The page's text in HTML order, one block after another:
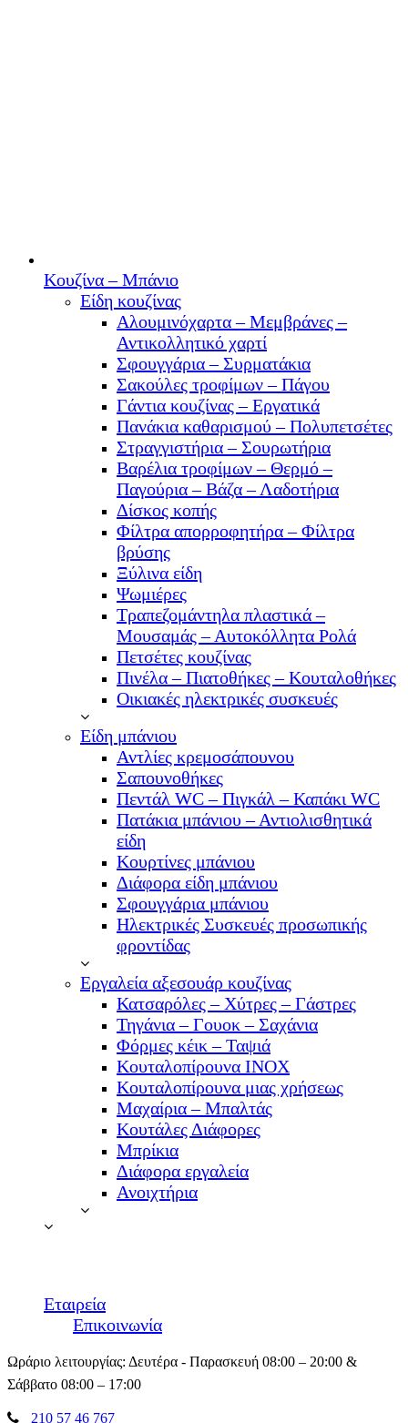
Εταιρεία
Επικοινωνία
Ωράριο λειτουργίας: Δευτέρα - Παρασκευή 08:00 – 20:00 &
Σάββατο 08:00 – 17:00
210 57 46 767
Κουζίνα – Μπάνιο
Είδη κουζίνας
Αλουμινόχαρτα – Μεμβράνες –
Αντικολλητικό χαρτί
Σφουγγάρια – Συρματάκια
Σακούλες τροφίμων – Πάγου
Γάντια κουζίνας – Εργατικά
Πανάκια καθαρισμού – Πολυπετσέτες
Στραγγιστήρια – Σουρωτήρια
Βαρέλια τροφίμων – Θερμό –
Παγούρια – Βάζα – Λαδοτήρια
Δίσκος κοπής
Φίλτρα απορροφητήρα – Φίλτρα
βρύσης
Ξύλινα είδη
Ψωμιέρες
Τραπεζομάντηλα πλαστικά –
Μουσαμάς – Αυτοκόλλητα Ρολά
Πετσέτες κουζίνας
Πινέλα – Πιατοθήκες – Κουταλοθήκες
Οικιακές ηλεκτρικές συσκευές
Είδη μπάνιου
Αντλίες κρεμοσάπουνου
Σαπουνοθήκες
Πεντάλ WC – Πιγκάλ – Καπάκι WC
Πατάκια μπάνιου – Αντιολισθητικά
είδη
Κουρτίνες μπάνιου
Διάφορα είδη μπάνιου
Σφουγγάρια μπάνιου
Ηλεκτρικές Συσκευές προσωπικής
φροντίδας
Εργαλεία αξεσουάρ κουζίνας
Κατσαρόλες – Χύτρες – Γάστρες
Τηγάνια – Γουοκ – Σαχάνια
Φόρμες κέικ – Ταψιά
Κουταλοπίρουνα ΙΝΟΧ
Κουταλοπίρουνα μιας χρήσεως
Μαχαίρια – Μπαλτάς
Κουτάλες Διάφορες
Μπρίκια
Διάφορα εργαλεία
Ανοιχτήρια